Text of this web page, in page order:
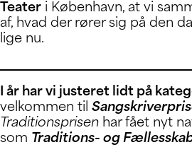
Teater i København, at vi
af, hvad der rører sig på den
lige nu.
I år har vi justeret lidt på
velkommen til
Traditionsprisen har fået nyt
som Traditions- og